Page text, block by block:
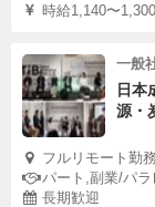
時給1,140〜
一般
日本
源・
フルリモート勤
パート,副業/パ
長期歓迎